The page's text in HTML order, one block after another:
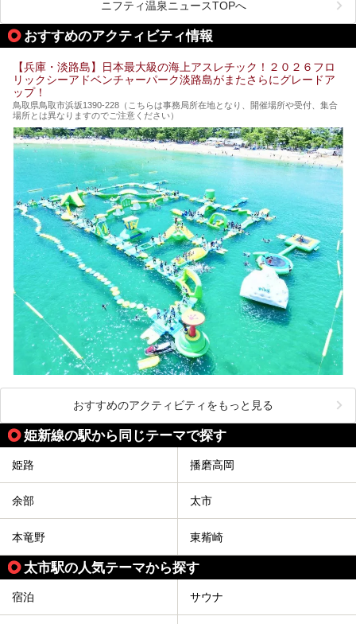
める、ある意味「最強」ともいえる施設です。
今回は自慢のお湯をメインにその魅力の数々を紹介します！
ニフティ温泉ニュースTOPへ
おすすめのアクティビティ情報
【兵庫・淡路島】日本最大級の海上アスレチック！２０２６フロ
リックシーアドベンチャーパーク淡路島がまたさらにグレードア
ップ！
鳥取県鳥取市浜坂1390‐228（こちらは事務局所在地となり、開催場所や受付、集合
場所とは異なりますのでご注意ください）
おすすめのアクティビティをもっと見る
姫新線の駅から同じテーマで探す
姫路 播磨高岡
余部 太市
本竜野 東觜崎
太市駅の人気テーマから探す
宿泊 サウナ